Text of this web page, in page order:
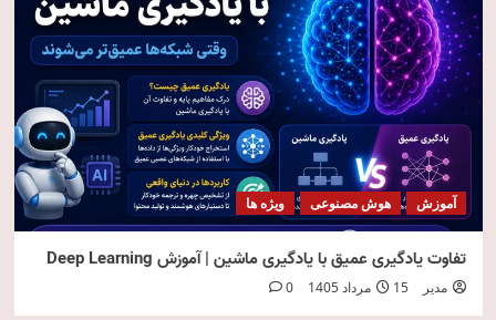
آموزش هوش مصنوعی ویژه ها
تفاوت یادگیری عمیق با یادگیری ماشین | آموزش Deep Learning
مدیر 15 مرداد 1405 0